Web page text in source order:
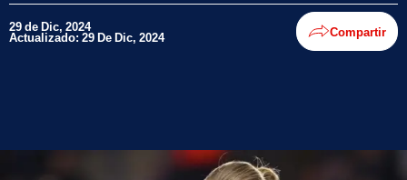
29 de Dic, 2024
Actualizado: 29 De Dic, 2024 Compartir